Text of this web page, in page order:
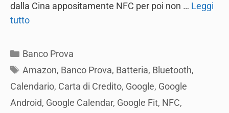
dalla Cina appositamente NFC per poi non … Leggi
tutto
Categories
Banco Prova
Tags
Amazon, Banco Prova, Batteria, Bluetooth,
Calendario, Carta di Credito, Google, Google
Android, Google Calendar, Google Fit, NFC,